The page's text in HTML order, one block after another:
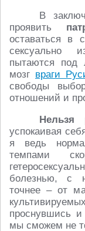
В
проявить
оставаться в
сексуально
пытаются под
мозг враги
свободы
отношений и
Нельзя
успокаивая
я ведь
темпами
болезнью, с
точнее – от
проснувшись
мы сможем не